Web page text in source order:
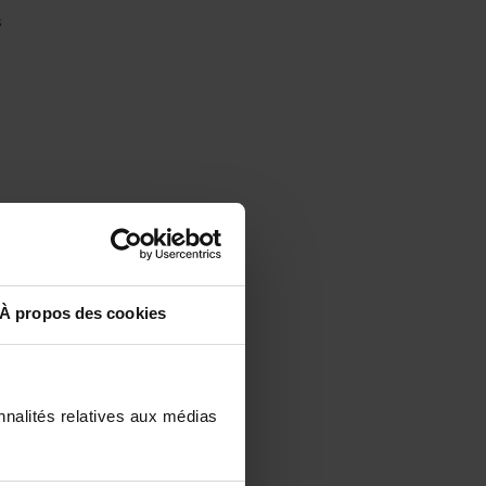
À propos des cookies
relatives aux médias